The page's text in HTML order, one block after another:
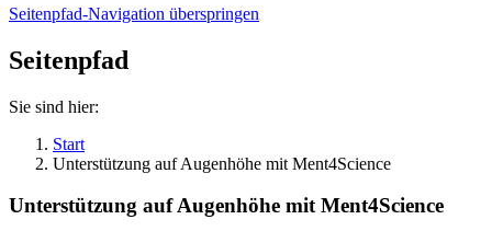
Seitenpfad-Navigation überspringen
Seitenpfad
Sie sind hier:
Start
Unterstützung auf Augenhöhe mit Ment4Science
Unterstützung auf Augenhöhe mit Ment4Science